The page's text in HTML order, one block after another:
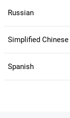
Russian
Simplified Chinese
Spanish